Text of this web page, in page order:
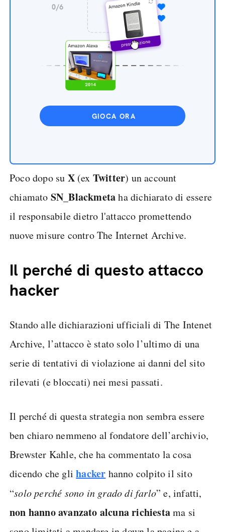
GIOCA ORA
Poco dopo su X (ex Twitter) un account
chiamato SN_Blackmetaha dichiarato di essere
il responsabile dietro l'attacco promettendo
nuove misure contro The Internet Archive.
Il perché di questo attacco
hacker
Stando alle dichiarazioni ufficiali di The Intenet
Archive, l’attacco è stato solo l’ultimo di una
serie di tentativi di violazione ai danni del sito
rilevati (e bloccati) nei mesi passati.
Il perché di questa strategia non sembra essere
ben chiaro nemmeno al fondatore dell’archivio,
Brewster Kahle, che ha commentato la cosa
dicendo che glihacker hanno colpito il sito
“solo perché sono in grado di farlo” e, infatti,
non hanno avanzato alcuna richiestama si